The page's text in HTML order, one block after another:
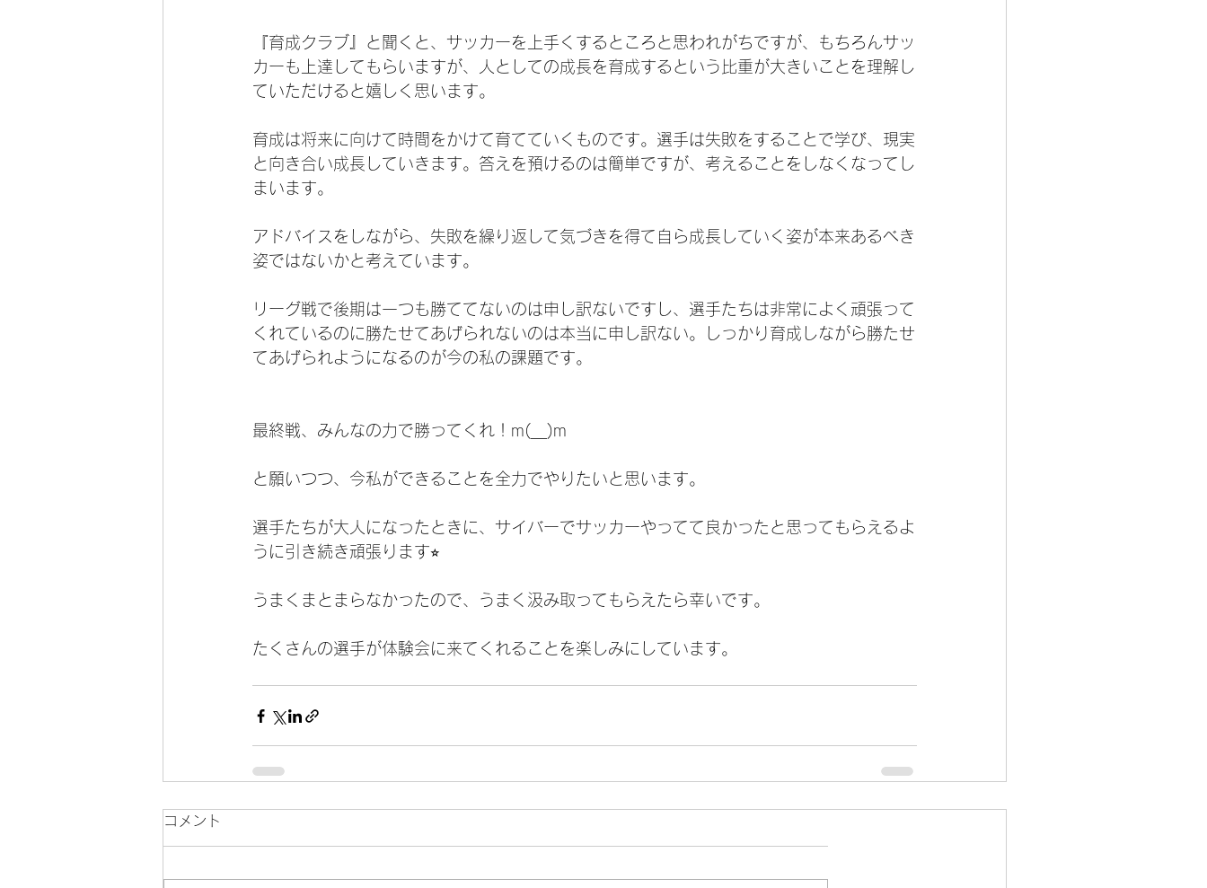
『育成クラブ』と聞くと、サッカーを上手くするところと思われがちですが、もちろんサッ
カーも上達してもらいますが、人としての成長を育成するという比重が大きいことを理解し
ていただけると嬉しく思います。
育成は将来に向けて時間をかけて育てていくものです。選手は失敗をすることで学び、現実
と向き合い成長していきます。答えを預けるのは簡単ですが、考えることをしなくなってし
まいます。
アドバイスをしながら、失敗を繰り返して気づきを得て自ら成長していく姿が本来あるべき
姿ではないかと考えています。
リーグ戦で後期は一つも勝ててないのは申し訳ないですし、選手たちは非常によく頑張って
くれているのに勝たせてあげられないのは本当に申し訳ない。しっかり育成しながら勝たせ
てあげられようになるのが今の私の課題です。
最終戦、みんなの力で勝ってくれ！m(__)m
と願いつつ、今私ができることを全力でやりたいと思います。
選手たちが大人になったときに、サイバーでサッカーやってて良かったと思ってもらえるよ
うに引き続き頑張ります⭐︎
うまくまとまらなかったので、うまく汲み取ってもらえたら幸いです。
たくさんの選手が体験会に来てくれることを楽しみにしています。
コメント